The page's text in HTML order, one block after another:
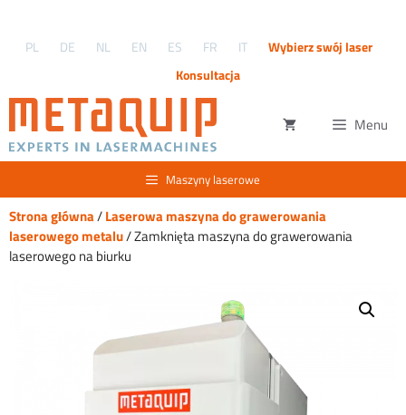
treściPL DE NL EN ES FR IT
Wybierz swój laser
Konsultacja
Menu
Maszyny laserowe
Strona główna/Laserowa maszyna do grawerowania
laserowego metalu/ Zamknięta maszyna do grawerowania
laserowego na biurku